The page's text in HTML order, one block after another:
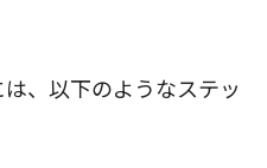
、以下のようなステッ